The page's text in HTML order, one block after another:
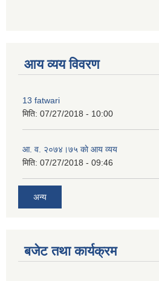
आय व्यय विवरण
13 fatwari
मिति: 07/27/2018 - 10:00
आ‍. व. २०७४।७५ काे आय व्यय
मिति: 07/27/2018 - 09:46
अन्य
बजेट तथा कार्यक्रम